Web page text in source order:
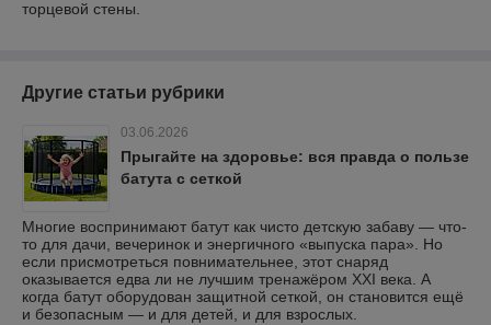
торцевой стены.
Другие статьи рубрики
03.06.2026
Прыгайте на здоровье: вся правда о пользе
батута с сеткой
Многие воспринимают батут как чисто детскую забаву — что-
то для дачи, вечеринок и энергичного «выпуска пара». Но
если присмотреться повнимательнее, этот снаряд
оказывается едва ли не лучшим тренажёром XXI века. А
когда батут оборудован защитной сеткой, он становится ещё
и безопасным — и для детей, и для взрослых.